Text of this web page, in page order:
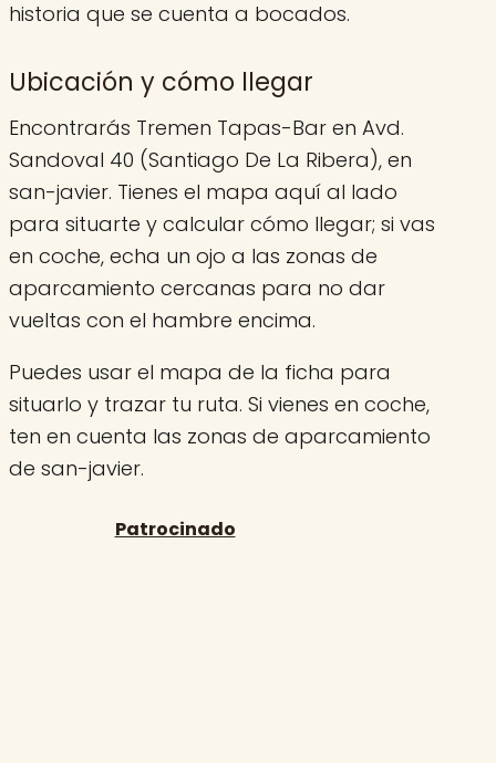
historia que se cuenta a bocados.
Ubicación y cómo llegar
Encontrarás Tremen Tapas-Bar en Avd.
Sandoval 40 (Santiago De La Ribera), en
san-javier. Tienes el mapa aquí al lado
para situarte y calcular cómo llegar; si vas
en coche, echa un ojo a las zonas de
aparcamiento cercanas para no dar
vueltas con el hambre encima.
Puedes usar el mapa de la ficha para
situarlo y trazar tu ruta. Si vienes en coche,
ten en cuenta las zonas de aparcamiento
de san-javier.